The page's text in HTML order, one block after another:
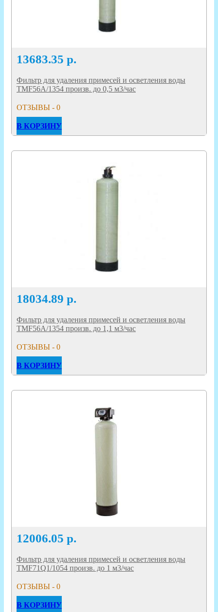
13683.35 р.
Фильтр для удаления примесей и осветления воды
TMF56A/1354 произв. до 0,5 м3/час
ОТЗЫВЫ - 0
В КОРЗИНУ
18034.89 р.
Фильтр для удаления примесей и осветления воды
TMF56A/1354 произв. до 1,1 м3/час
ОТЗЫВЫ - 0
В КОРЗИНУ
12006.05 р.
Фильтр для удаления примесей и осветления воды
TMF71Q1/1054 произв. до 1 м3/час
ОТЗЫВЫ - 0
В КОРЗИНУ